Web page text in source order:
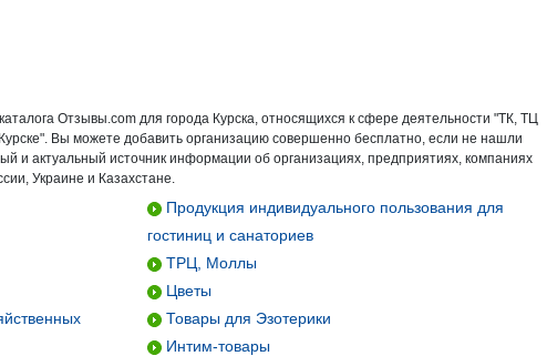
Отзывы.com для города Курска, относящихся к сфере деятельности "ТК, ТЦ
Вы можете добавить организацию совершенно бесплатно, если не нашли
и актуальный источник информации об организациях, предприятиях, компаниях
Украине и Казахстане.
Продукция индивидуального пользования для
гостиниц и санаториев
ТРЦ, Моллы
Цветы
Товары для Эзотерики
Интим-товары